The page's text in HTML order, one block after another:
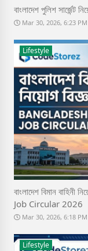
বাংলাদেশ পুলিশ সার্জেন্ট
Mar 30, 2026, 6:23 PM
Lifestyle
বাংলাদেশ বিমান
Job Circular 2026
Mar 30, 2026, 6:18 PM
Lifestyle